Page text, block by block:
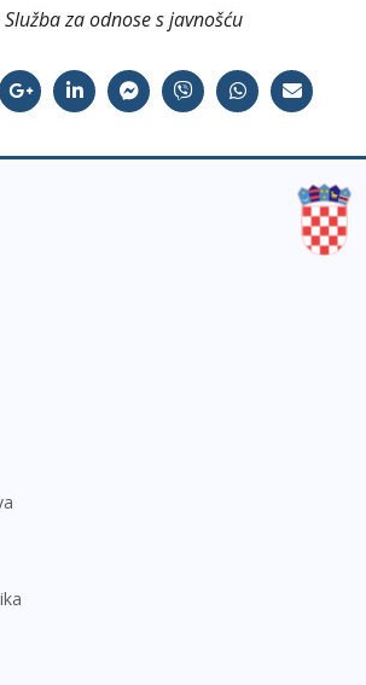
Služba za odnose s javnošću
izbornik